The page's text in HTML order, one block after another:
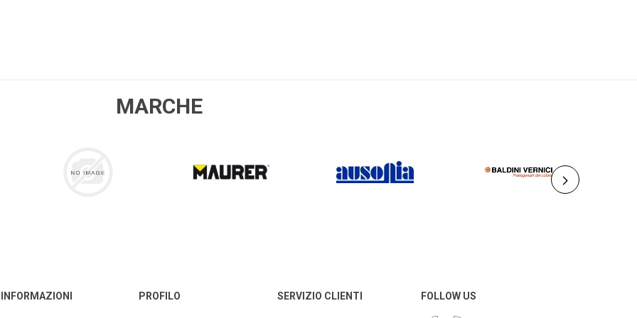
MARCHE
INFORMAZIONI PROFILO SERVIZIO CLIENTI FOLLOW US